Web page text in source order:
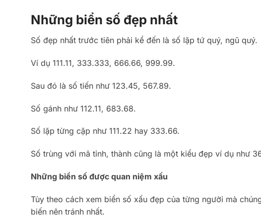
Những biển số đẹp nhất
Số đẹp nhất trước tiên phải kể đến là số lặp tứ quý, ngũ quý.
Ví dụ 111.11, 333.333, 666.66, 999.99.
Sau đó là số tiến như 123.45, 567.89.
Số gánh như 112.11, 683.68.
Số lặp từng cặp như 111.22 hay 333.66.
Số trùng với mã tỉnh, thành cũng là một kiểu đẹp ví dụ như
Những biển số được quan niệm xấu
Tùy theo cách xem biển số xấu đẹp của từng người mà
biến nên tránh nhất.